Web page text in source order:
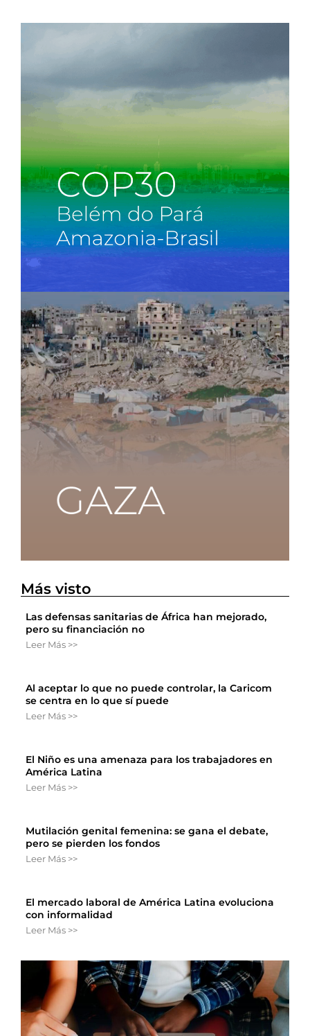
Más visto
Las defensas sanitarias de África han mejorado,
pero su financiación no
Leer Más >>
Al aceptar lo que no puede controlar, la Caricom
se centra en lo que sí puede
Leer Más >>
El Niño es una amenaza para los trabajadores en
América Latina
Leer Más >>
Mutilación genital femenina: se gana el debate,
pero se pierden los fondos
Leer Más >>
El mercado laboral de América Latina evoluciona
con informalidad
Leer Más >>